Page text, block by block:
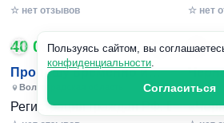
☆ нет отзывов ☆ нет
40 000 ₽
Пропишу временно и
постоянно в Волжском
Волгоградская область
Регистрация граждан РФ.
240
Пользуясь сайтом, вы
конфиденциальности.
Согласиться